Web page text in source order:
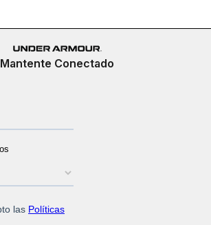
Mantente Conectado